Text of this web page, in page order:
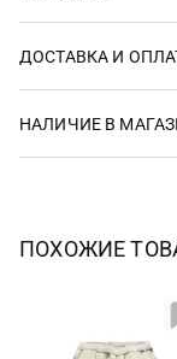
ДОСТАВКА И
НАЛИЧИЕ В
ПОХОЖИЕ